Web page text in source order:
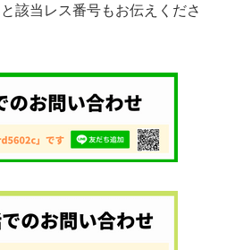
該当レス番号もお伝えくださ